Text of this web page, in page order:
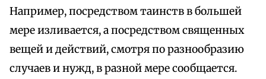
Например, посредством таинств в большей
мере изливается, а посредством священных
вещей и действий, смотря по разнообразию
случаев и нужд, в разной мере сообщается.